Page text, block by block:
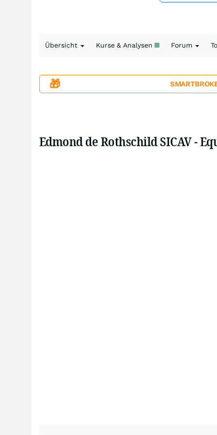
Übersicht Kurse & Analysen Forum
🎁
Edmond de Rothschild SICAV -